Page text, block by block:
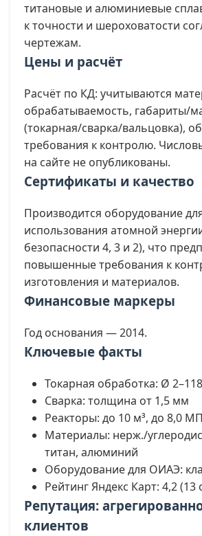
титановые и алюминиевые
к точности и шероховатости
чертежам.
Цены и расчёт
Расчёт по КД: учитываются
обрабатываемость, габариты/
(токарная/сварка/вальцовка),
требования к контролю.
на сайте не опубликованы.
Сертификаты и качество
Производится оборудование
использования атомной
безопасности 4, 3 и 2), что
повышенные требования к
изготовления и материалов.
Финансовые маркеры
Год основания — 2014.
Ключевые факты
Токарная обработка: Ø
Сварка: толщина от 1,5 мм
Реакторы: до 10 м³, до 8,0
Материалы: нерж./
титан, алюминий
Оборудование для ОИАЭ:
Рейтинг Яндекс Карт: 4,2 (13
Репутация:
клиентов